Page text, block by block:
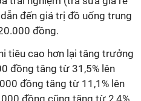
đến giá trị đồ uống trung
đồng.
tiêu cao hơn lại tăng trưởng
đồng tăng từ 31,5% lên
đồng tăng từ 11,1% lên
đồng cũng tăng từ 2,4%